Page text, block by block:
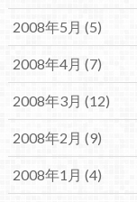
2008年5月 (5)
2008年4月 (7)
2008年3月 (12)
2008年2月 (9)
2008年1月 (4)